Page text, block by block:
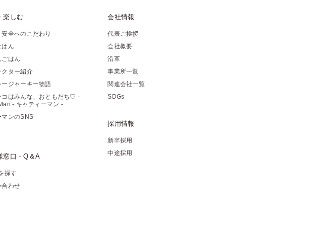
楽しむ
安全へのこだわり
はん
ごはん
クター紹介
ージャーキー物語
コはみんな、おともだち♡ -
- キャティーマン -
マンのSNS
窓口・Q＆A
探す
合わせ
会社情報
代表ご挨拶
会社概要
沿革
事業所一覧
関連会社一覧
SDGs
採用情報
新卒採用
中途採用